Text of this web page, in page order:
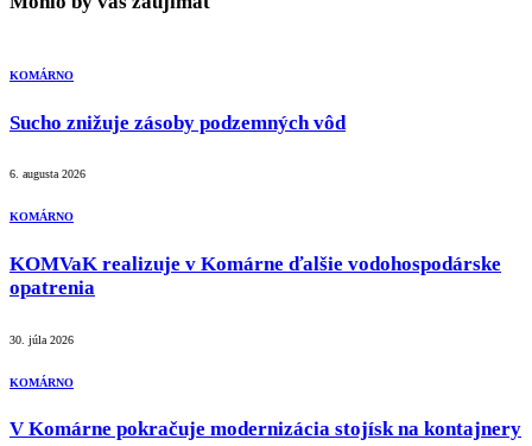
KOMÁRNO
Sucho znižuje zásoby podzemných vôd
6. augusta 2026
KOMÁRNO
KOMVaK realizuje v Komárne ďalšie vodohospodárske
opatrenia
30. júla 2026
KOMÁRNO
V Komárne pokračuje modernizácia stojísk na kontajnery